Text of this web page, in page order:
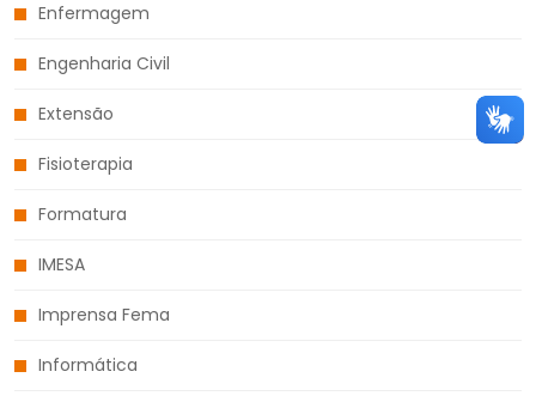
Enfermagem
Engenharia Civil
Extensão
Fisioterapia
Formatura
IMESA
Imprensa Fema
Informática